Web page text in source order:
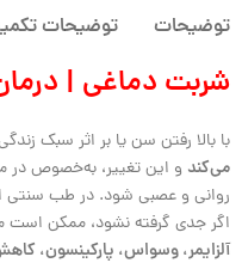
توضیحات توضیحات
شربت دماغی |
با بالا رفتن سن یا بر اثر سبک
می‌کند و این تغییر، به‌خصوص در
روانی و عصبی شود. در طب سنتی
اگر جدی گرفته نشود، ممکن است
آلزایمر، وسواس، پارکینسون،